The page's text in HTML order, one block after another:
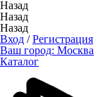
Назад
Назад
Назад
Вход /Регистрация
Ваш город: Москва
Каталог